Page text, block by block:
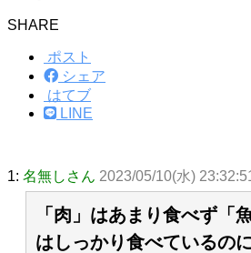
SHARE
ポスト
シェア
はてブ
LINE
1: 名無しさん 2023/05/10(水)
「肉」はあまり食べず「
はしっかり食べているの